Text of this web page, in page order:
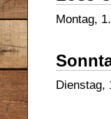
Montag,
Dienstag,